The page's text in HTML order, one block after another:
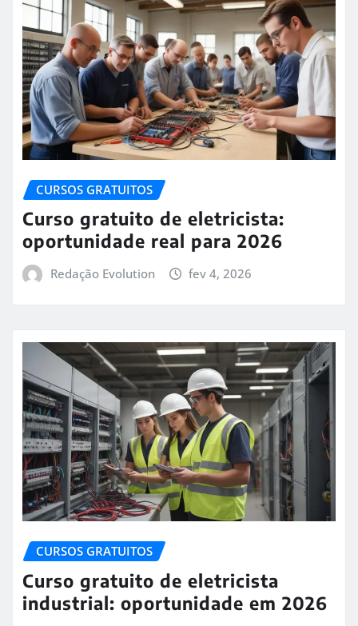
CURSOS GRATUITOS
Curso gratuito de eletricista:
oportunidade real para 2026
Redação Evolution fev 4, 2026
CURSOS GRATUITOS
Curso gratuito de eletricista
industrial: oportunidade em 2026